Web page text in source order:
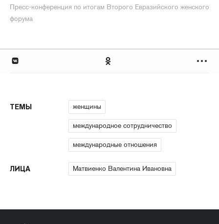
Пресс-конференция по итогам Второго Евразийского женского
форума
ТЕМЫ женщины
международное сотрудничество
международные отношения
ЛИЦА Матвиенко Валентина Ивановна